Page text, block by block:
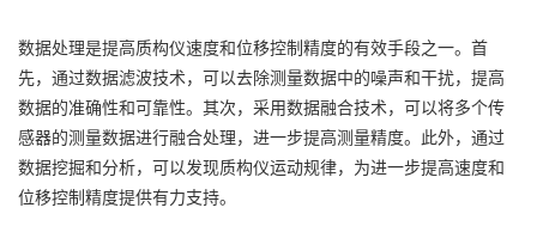
数据处理是提高质构仪速度和位移控制精度的有效手段之一。首
先，通过数据滤波技术，可以去除测量数据中的噪声和干扰，提高
数据的准确性和可靠性。其次，采用数据融合技术，可以将多个传
感器的测量数据进行融合处理，进一步提高测量精度。此外，通过
数据挖掘和分析，可以发现质构仪运动规律，为进一步提高速度和
位移控制精度提供有力支持。